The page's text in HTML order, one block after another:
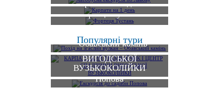
Карпати на 1 день
Фортеця Тустань
Популярні тури
Похід на згаслий вулкан
– Обавський камінь
ТРАМВАЙЧИК І
ЦЕНТР СПАДЩИНИ
ВИГОДСЬКОЇ
ВУЗЬКОКОЛІЙКИ
Екскурсія до садиби
Попова